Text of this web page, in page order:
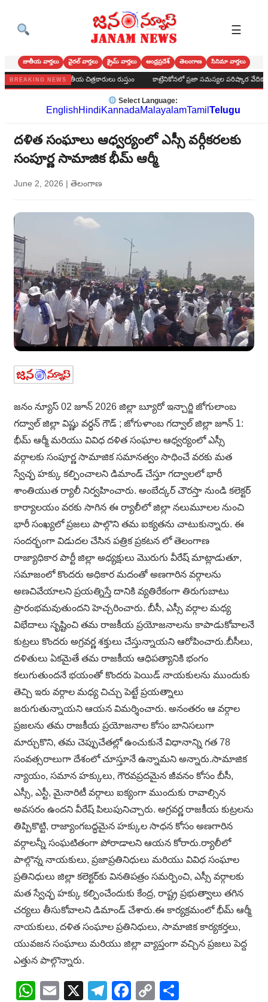
☰
జాతీయ వార్తలు వైరల్ వార్తలు క్రైమ్ వార్తలు ఆంధ్రప్రదేశ్ తెలంగాణ సినిమా వార్తలు
BREAKING NEWS
--అంతర్జాతీయ చిత్రకారులు రుస్తుం కాట్రేనికోనలో ప్రజా సమస్యల పరిష్కార వేదిక
Select Language:
EnglishHindiKannadaMalayalamTamil Telugu
దళిత సంఘాలు ఆధ్వర్యంలో ఎస్సీ వర్గీకరలకు
సంపూర్ణ సామాజిక భీమ్ ఆర్మీ
June 2, 2026 | తెలంగాణ
జనం న్యూస్ 02 జూన్ 2026 జిల్లా బ్యూరో ఇన్చార్జి జోగులాంబ
గద్వాల్ జిల్లా విష్ణు వర్ధన్ గౌడ్ ; జోగుళాంబ గద్వాల్ జిల్లా జూన్ 1:
భీమ్ ఆర్మీ మరియు వివిధ దళిత సంఘాల ఆధ్వర్యంలో ఎస్సీ
వర్గాలకు సంపూర్ణ సామాజిక సమానత్వం సాధించే వరకు మత
స్వేచ్ఛ హక్కు కల్పించాలని డిమాండ్ చేస్తూ గద్వాలలో భారీ
శాంతియుత ర్యాలీ నిర్వహించారు. అంబేద్కర్ చౌరస్తా నుండి కలెక్టర్
కార్యాలయం వరకు సాగిన ఈ ర్యాలీలో జిల్లా నలుమూలల నుంచి
భారీ సంఖ్యలో ప్రజలు పాల్గొని తమ ఐక్యతను చాటుకున్నారు. ఈ
సందర్భంగా విడుదల చేసిన పత్రిక ప్రకటన లో తెలంగాణ
రాజ్యాధికార పార్టీ జిల్లా అధ్యక్షులు మొరుగు వీరేష్ మాట్లాడుతూ,
సమాజంలో కొందరు అధికార మదంతో అణగారిన వర్గాలను
అణచివేయాలని ప్రయత్నిస్తే దానికి వ్యతిరేకంగా తిరుగుబాటు
ప్రారంభమవుతుందని హెచ్చరించారు. బీసీ, ఎస్సీ వర్గాల మధ్య
విభేదాలు సృష్టించి తమ రాజకీయ ప్రయోజనాలను కాపాడుకోవాలనే
కుట్రలు కొందరు అగ్రవర్ణ శక్తులు చేస్తున్నాయని ఆరోపించారు.బీసీలు,
దళితులు ఏకమైతే తమ రాజకీయ ఆధిపత్యానికి భంగం
కలుగుతుందనే భయంతో కొందరు పెయిడ్ నాయకులను ముందుకు
తెచ్చి ఇరు వర్గాల మధ్య చిచ్చు పెట్టే ప్రయత్నాలు
జరుగుతున్నాయని ఆయన విమర్శించారు. అనంతరం ఆ వర్గాల
ప్రజలను తమ రాజకీయ ప్రయోజనాల కోసం బానిసలుగా
మార్చుకొని, తమ చెప్పుచేతల్లో ఉంచుకునే విధానాన్ని గత 78
సంవత్సరాలుగా దేశంలో చూస్తూనే ఉన్నామని అన్నారు.సామాజిక
న్యాయం, సమాన హక్కులు, గౌరవప్రదమైన జీవనం కోసం బీసీ,
ఎస్సీ, ఎస్టీ, మైనారిటీ వర్గాలు ఐక్యంగా ముందుకు రావాల్సిన
అవసరం ఉందని వీరేష్ పిలుపునిచ్చారు. అగ్రవర్ణ రాజకీయ కుట్రలను
తిప్పికొట్టి, రాజ్యాంగబద్ధమైన హక్కుల సాధన కోసం అణగారిన
వర్గాలన్నీ సంఘటితంగా పోరాడాలని ఆయన కోరారు.ర్యాలీలో
పాల్గొన్న నాయకులు, ప్రజాప్రతినిధులు మరియు వివిధ సంఘాల
ప్రతినిధులు జిల్లా కలెక్టర్‌కు వినతిపత్రం సమర్పించి, ఎస్సీ వర్గాలకు
మత స్వేచ్ఛ హక్కు కల్పించేందుకు కేంద్ర, రాష్ట్ర ప్రభుత్వాలు తగిన
చర్యలు తీసుకోవాలని డిమాండ్ చేశారు.ఈ కార్యక్రమంలో భీమ్ ఆర్మీ
నాయకులు, దళిత సంఘాల ప్రతినిధులు, సామాజిక కార్యకర్తలు,
యువజన సంఘాలు మరియు జిల్లా వ్యాప్తంగా వచ్చిన ప్రజలు పెద్ద
ఎత్తున పాల్గొన్నారు.
WhatsApp
Email
X Telegram
Facebook
Copy